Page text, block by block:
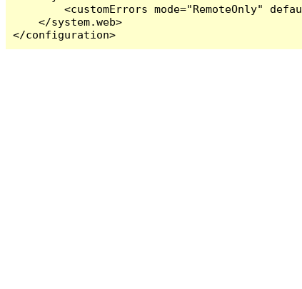
<customErrors mode="RemoteOnly"
    </system.web>
</configuration>